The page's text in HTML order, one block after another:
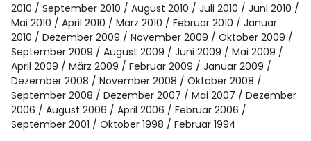
2010
September 2010 August 2010 Juli 2010
Juni 2010
Mai 2010
April 2010 März 2010 Februar 2010
Januar
2010
Dezember 2009 November 2009
Oktober 2009
September 2009
August 2009 Juni 2009
Mai 2009
April 2009
März 2009 Februar 2009
Januar 2009
Dezember 2008
November 2008
Oktober 2008
September 2008
Dezember 2007 Mai 2007
Dezember
2006
August 2006 April 2006
Februar 2006
September 2001
Oktober 1998 Februar 1994